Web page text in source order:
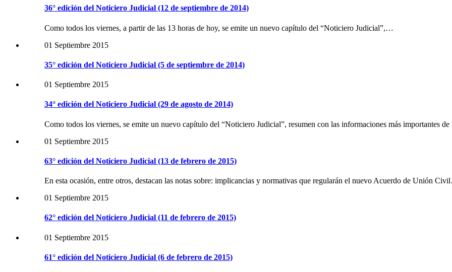
36° edición del Noticiero Judicial (12 de septiembre de 2014)
Como todos los viernes, a partir de las 13 horas de hoy, se emite un nuevo capítulo del “Noticiero Judicial”,…
01 Septiembre 2015
35° edición del Noticiero Judicial (5 de septiembre de 2014)
01 Septiembre 2015
34° edición del Noticiero Judicial (29 de agosto de 2014)
Como todos los viernes, se emite un nuevo capítulo del “Noticiero Judicial”, resumen con las informaciones más importantes
01 Septiembre 2015
63° edición del Noticiero Judicial (13 de febrero de 2015)
En esta ocasión, entre otros, destacan las notas sobre: implicancias y normativas que regularán el nuevo Acuerdo de Unión
01 Septiembre 2015
62° edición del Noticiero Judicial (11 de febrero de 2015)
01 Septiembre 2015
61° edición del Noticiero Judicial (6 de febrero de 2015)